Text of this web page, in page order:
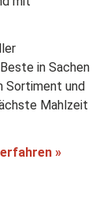
in Sachen
Sortiment und
Mahlzeit
»